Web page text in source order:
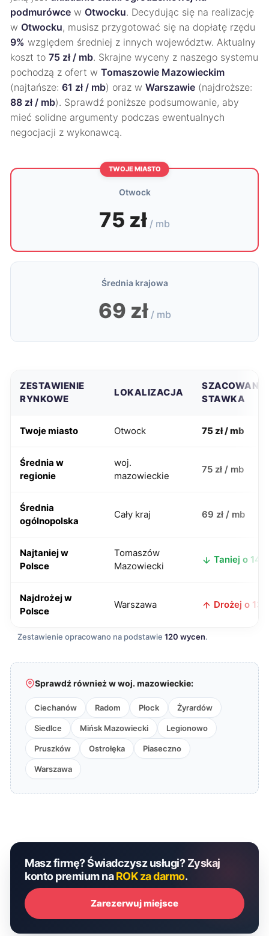
podmurówce w Otwocku. Decydując się na realizację
w Otwocku, musisz przygotować się na dopłatę rzędu
9% względem średniej z innych województw. Aktualny
koszt to 75 zł / mb. Skrajne wyceny z naszego systemu
pochodzą z ofert w Tomaszowie Mazowieckim
(najtańsze: 61 zł / mb) oraz w Warszawie (najdroższe:
88 zł / mb). Sprawdź poniższe podsumowanie, aby
mieć solidne argumenty podczas ewentualnych
negocjacji z wykonawcą.
TWOJE MIASTO
Otwock
75 zł / mb
Średnia krajowa
69 zł / mb
ZESTAWIENIE
RYNKOWE
LOKALIZACJA
SZACOWANA
STAWKA
Twoje miasto Otwock 75 zł / mb
Średnia w
regionie
woj.
mazowieckie
75 zł / mb
Średnia
ogólnopolska
Cały kraj 69 zł / mb
Najtaniej w
Polsce
Tomaszów
Mazowiecki
Taniej o 14
Najdrożej w
Polsce
Warszawa Drożej o 13
Zestawienie opracowano na podstawie 120 wycen.
Sprawdź również w woj. mazowieckie:
Ciechanów Radom Płock Żyrardów
Siedlce Mińsk Mazowiecki Legionowo
Pruszków Ostrołęka Piaseczno
Warszawa
Masz firmę? Świadczysz usługi? Zyskaj
konto premium naROK za darmo.
Zarezerwuj miejsce